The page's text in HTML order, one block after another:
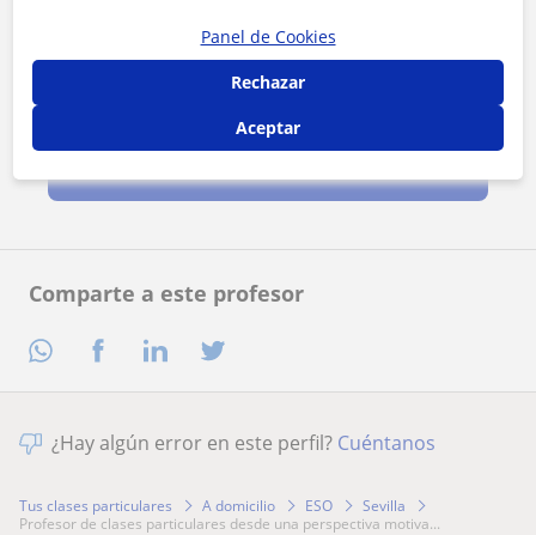
Comparte a este profesor
¿Hay algún error en este perfil? Cuéntanos
Tus clases particulares A domicilio ESO
Sevilla
profesor de clases particulares desde una perspectiva motiva...
Panel de Cookies
Rechazar
Aceptar